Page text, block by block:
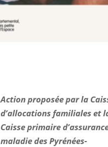
Action proposée par la
d’allocations familiales et
Caisse primaire
maladie des Pyrénées-